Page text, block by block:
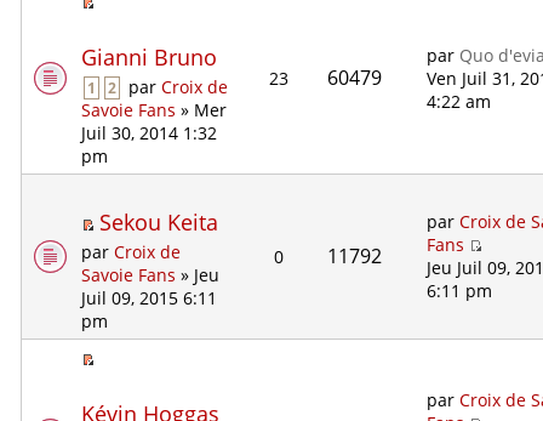
Gianni Bruno
1 2 parCroix de
Savoie Fans » Mer
Juil 30, 2014 1:32
pm
23 60479
par Quo
Ven Juil 31,
4:22 am
Sekou Keita
parCroix de
Savoie Fans » Jeu
Juil 09, 2015 6:11
pm
0 11792
parCroix de
Fans
Jeu Juil 09,
6:11 pm
Kévin Hoggas parCroix de